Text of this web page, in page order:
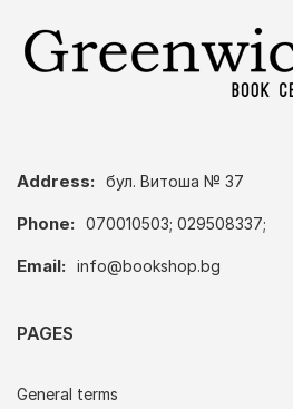
Address: бул. Витоша № 37
Phone: 070010503; 029508337;
Email: info@bookshop.bg
PAGES
General terms